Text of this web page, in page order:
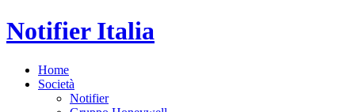
Notifier Italia
Home
Società
Notifier